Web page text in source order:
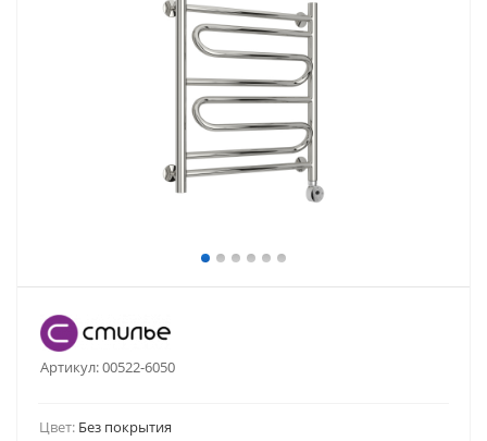
Артикул:00522-6050
Цвет: Без покрытия